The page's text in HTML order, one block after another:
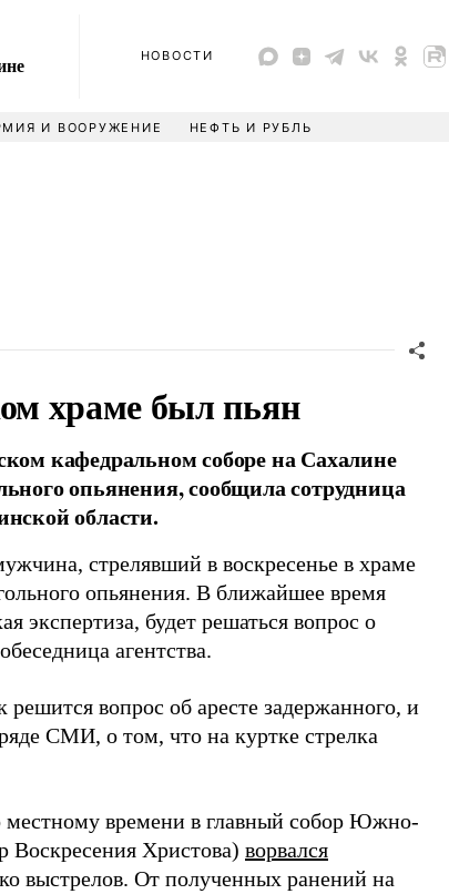
НОВОСТИ
И ВООРУЖЕНИЕ НЕФТЬ И РУБЛЬ
храме был пьян
кафедральном соборе на Сахалине
опьянения, сообщила сотрудница
области.
стрелявший в воскресенье в храме
опьянения. В ближайшее время
экспертиза, будет решаться вопрос о
агентства.
вопрос об аресте задержанного, и
СМИ, о том, что на куртке стрелка
местному времени в главный собор Южно-
Воскресения Христова) ворвался
выстрелов. От полученных ранений на